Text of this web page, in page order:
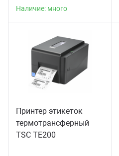
Наличие: много
Принтер этикеток
термотрансферный
TSC TE200